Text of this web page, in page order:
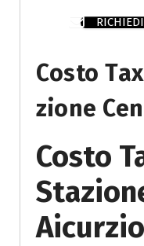
Costo
Zione
Costo
Aicurzio